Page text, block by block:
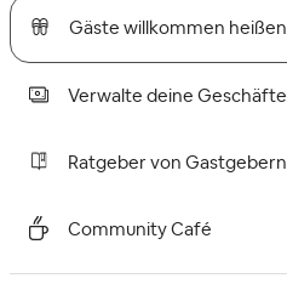
Gäste willkommen heißen
Verwalte deine Geschäfte
Ratgeber von Gastgebern
Community Café